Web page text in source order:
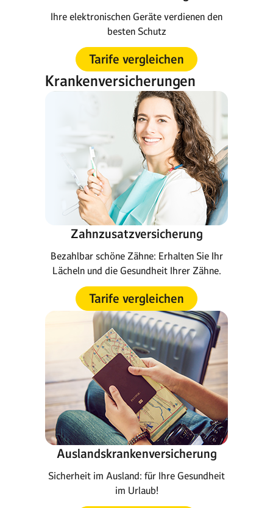
Ihre elektronischen Geräte verdienen den
besten Schutz
Tarife vergleichen
Krankenversicherungen
Zahnzusatzversicherung
Bezahlbar schöne Zähne: Erhalten Sie Ihr
Lächeln und die Gesundheit Ihrer Zähne.
Tarife vergleichen
Auslandskrankenversicherung
Sicherheit im Ausland: für Ihre Gesundheit
im Urlaub!